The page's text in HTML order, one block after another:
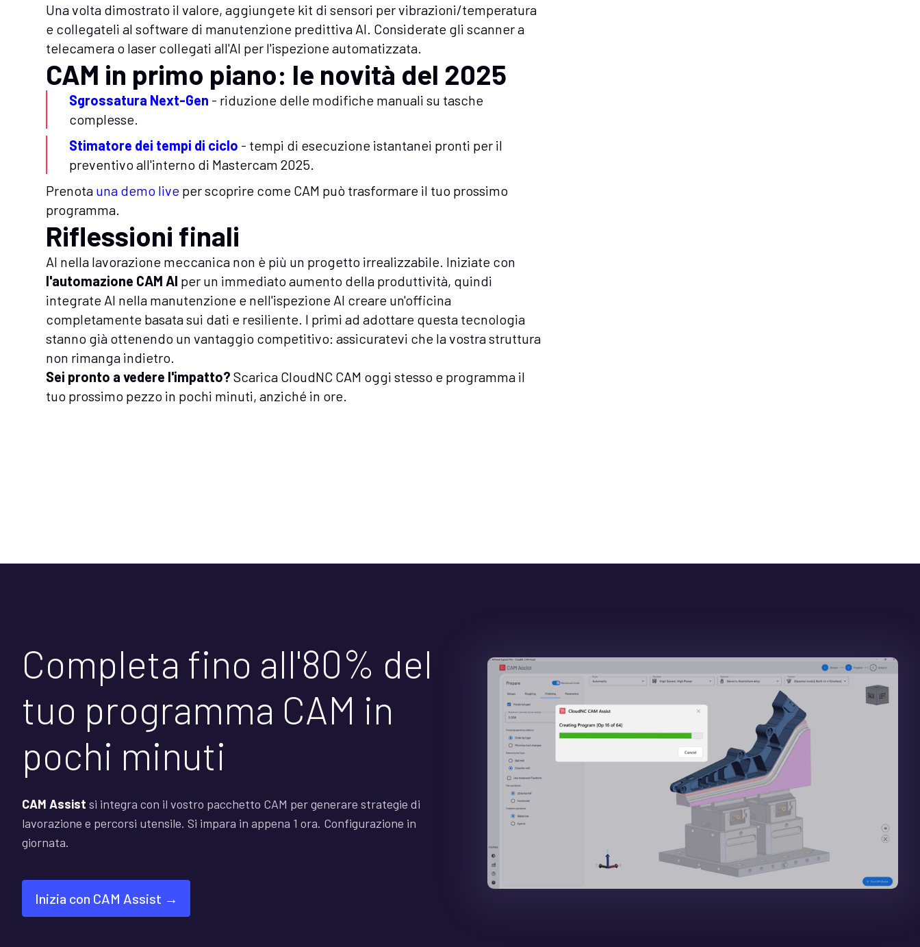
Una volta dimostrato il valore, aggiungete kit di sensori per vibrazioni/temperatura
e collegateli al software di manutenzione predittiva AI. Considerate gli scanner a
telecamera o laser collegati all'AI per l'ispezione automatizzata.
CAM in primo piano: le novità del 2025
Sgrossatura Next-Gen - riduzione delle modifiche manuali su tasche
complesse.
Stimatore dei tempi di ciclo - tempi di esecuzione istantanei pronti per il
preventivo all'interno di Mastercam 2025.
Prenota una demo live per scoprire come CAM può trasformare il tuo prossimo
programma.
Riflessioni finali
AI nella lavorazione meccanica non è più un progetto irrealizzabile. Iniziate con
l'automazione CAM AI per un immediato aumento della produttività, quindi
integrate AI nella manutenzione e nell'ispezione AI creare un'officina
completamente basata sui dati e resiliente. I primi ad adottare questa tecnologia
stanno già ottenendo un vantaggio competitivo: assicuratevi che la vostra struttura
non rimanga indietro.
Sei pronto a vedere l'impatto? Scarica CloudNC CAM oggi stesso e programma il
tuo prossimo pezzo in pochi minuti, anziché in ore.
Completa fino all'80% del
tuo programma CAM in
pochi minuti
CAM Assist si integra con il vostro pacchetto CAM per generare strategie di
lavorazione e percorsi utensile. Si impara in appena 1 ora. Configurazione in
giornata.
Inizia con CAM Assist →